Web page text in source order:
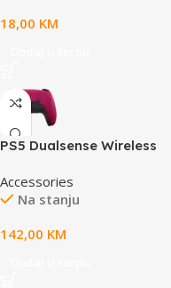
0.41kg
18,00 KM
PS5 Dualsense Wireless
Accessories
Na stanju
142,00 KM